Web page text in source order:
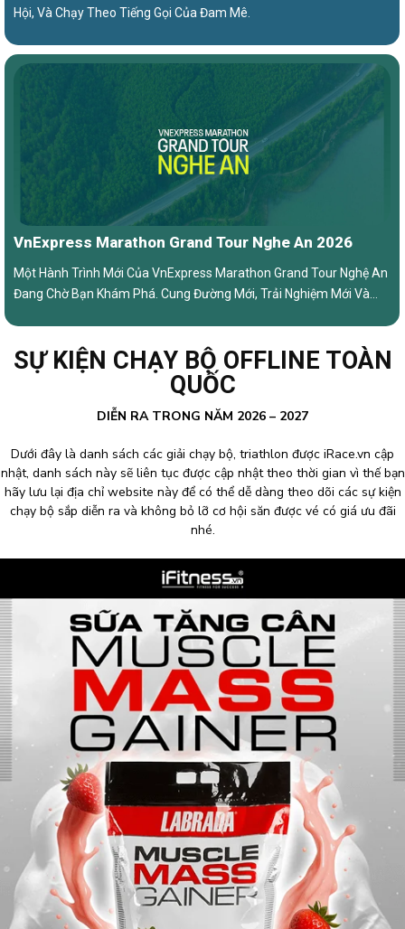
Hội, Và Chạy Theo Tiếng Gọi Của Đam Mê.
VnExpress Marathon Grand Tour Nghe An 2026
Một Hành Trình Mới Của VnExpress Marathon Grand Tour Nghệ An
Đang Chờ Bạn Khám Phá. Cung Đường Mới, Trải Nghiệm Mới Và
SỰ KIỆN CHẠY BỘ OFFLINE TOÀN
QUỐC
DIỄN RA TRONG NĂM 2026 – 2027
Dưới đây là danh sách các giải chạy bộ, triathlon được iRace.vn cập
nhật, danh sách này sẽ liên tục được cập nhật theo thời gian vì thế bạn
hãy lưu lại địa chỉ website này để có thể dễ dàng theo dõi các sự kiện
chạy bộ sắp diễn ra và không bỏ lỡ cơ hội săn được vé có giá ưu đãi
nhé.